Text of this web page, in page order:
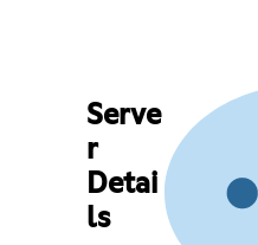
Serve
r
Detai
ls